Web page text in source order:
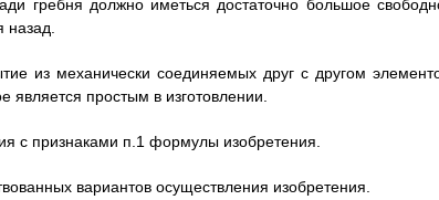
гребня должно иметься достаточно большое
назад.
из механически соединяемых друг с другом
является простым в изготовлении.
с признаками п.1 формулы изобретения.
вариантов осуществления изобретения.